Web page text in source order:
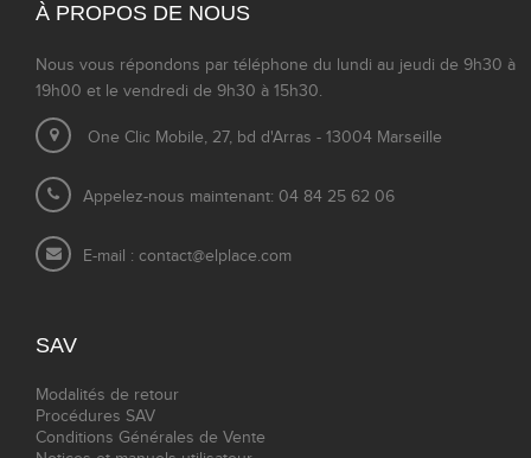
À PROPOS DE NOUS
Nous vous répondons par téléphone du lundi au jeudi de 9h30 à
19h00 et le vendredi de 9h30 à 15h30.
One Clic Mobile, 27, bd d'Arras - 13004 Marseille
Appelez-nous maintenant: 04 84 25 62 06
E-mail : contact@elplace.com
SAV
Modalités de retour
Procédures SAV
Conditions Générales de Vente